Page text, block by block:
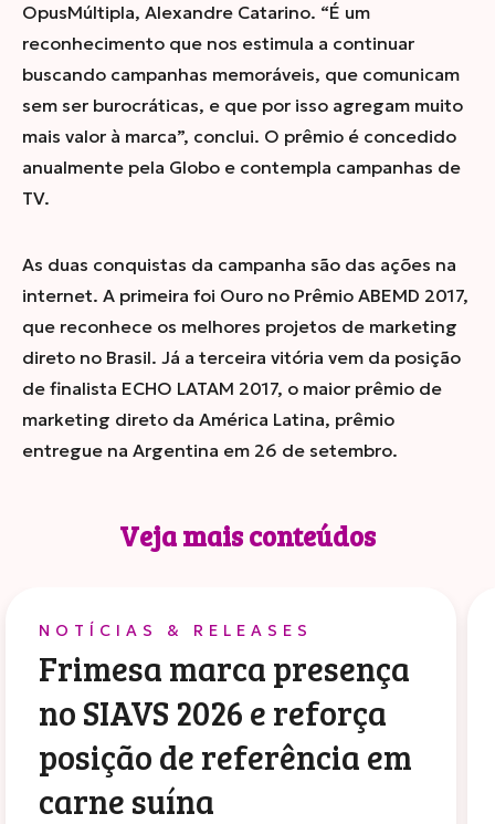
OpusMúltipla, Alexandre Catarino. “É um
reconhecimento que nos estimula a continuar
buscando campanhas memoráveis, que comunicam
sem ser burocráticas, e que por isso agregam muito
mais valor à marca”, conclui. O prêmio é concedido
anualmente pela Globo e contempla campanhas de
TV.
As duas conquistas da campanha são das ações na
internet. A primeira foi Ouro no Prêmio ABEMD 2017,
que reconhece os melhores projetos de marketing
direto no Brasil. Já a terceira vitória vem da posição
de finalista ECHO LATAM 2017, o maior prêmio de
marketing direto da América Latina, prêmio
entregue na Argentina em 26 de setembro.
Veja mais conteúdos
NOTÍCIAS & RELEASES
Frimesa marca presença
no SIAVS 2026 e reforça
posição de referência em
carne suína